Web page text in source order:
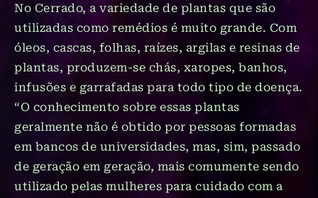
No Cerrado, a variedade de plantas que são
utilizadas como remédios é muito grande. Com
óleos, cascas, folhas, raízes, argilas e resinas de
plantas, produzem-se chás, xaropes, banhos,
infusões e garrafadas para todo tipo de doença.
“O conhecimento sobre essas plantas
geralmente não é obtido por pessoas formadas
em bancos de universidades, mas, sim, passado
de geração em geração, mais comumente sendo
utilizado pelas mulheres para cuidado com a